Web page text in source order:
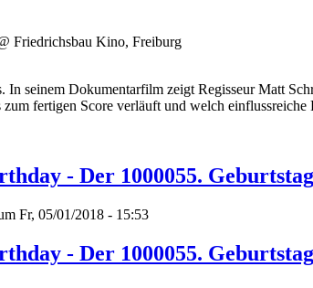
Friedrichsbau Kino, Freiburg
In seinem Dokumentarfilm zeigt Regisseur Matt
fertigen Score verläuft und welch
- Der 1000055.
Fr, 05/01/2018 - 15:53
- Der 1000055.